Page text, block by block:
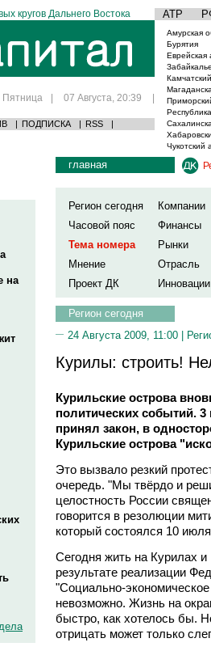
кругов Дальнего Востока АТР
Пятница | 07 Августа, 20:39 |
| ПОДПИСКА | RSS |
Амурская
Бурятия
Еврейская
Чукотский
на
главная
Регион сегодня
Компании
Часовой пояс
Финансы
Тема номера
Рынки
Мнение
Отрасль
Проект ДК
Инновации
Регион сегодня
24 Августа 2009, 11:00 |
Курилы: строить!
Курильские острова
политических событий.
принял закон, в
Курильские острова
Это вызвало резкий
очередь. "Мы твёрдо и
целостность России
говорится в резолюции
который состоялся 10
Сегодня жить на Курилах
результате реализации
"Социально-
невозможно. Жизнь на
быстро, как хотелось бы.
отрицать может только